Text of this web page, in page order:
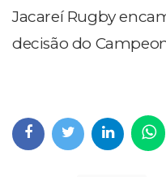
Jacareí Rugby
decisão do